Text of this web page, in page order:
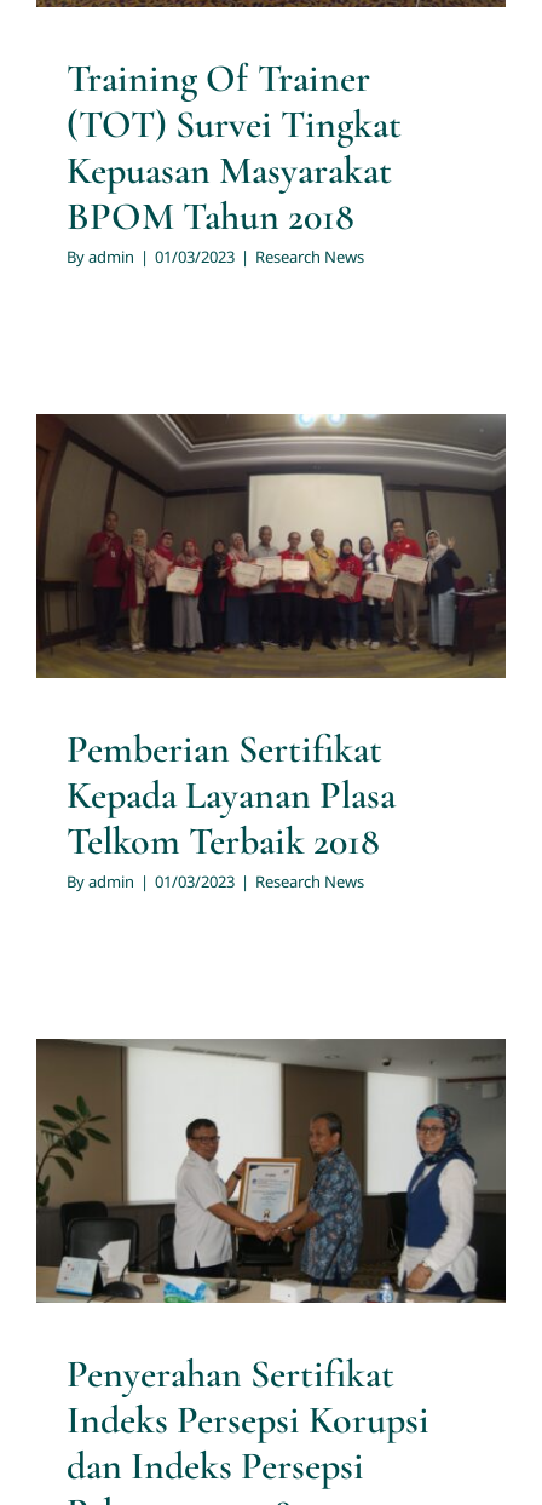
Training Of Trainer
(TOT) Survei Tingkat
Kepuasan Masyarakat
BPOM Tahun 2018
Byadmin | 01/03/2023 | Research News
Pemberian Sertifikat Kepada
Layanan Plasa Telkom
Terbaik 2018
Research News
Pemberian Sertifikat
Kepada Layanan Plasa
Telkom Terbaik 2018
Byadmin | 01/03/2023 | Research News
Penyerahan Sertifikat Indeks
Persepsi Korupsi dan Indeks
Persepsi Pelayanan 2018
Research News
Penyerahan Sertifikat
Indeks Persepsi Korupsi
dan Indeks Persepsi